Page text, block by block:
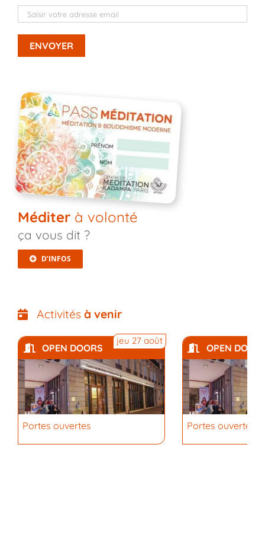
Méditerà volonté
ça vous dit ?
D’INFOS
Activités à venir
OPEN DOORS
jeu 27 août
Portes ouvertes
OPEN
Portes ouvertes